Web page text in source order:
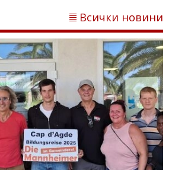
Всички новини